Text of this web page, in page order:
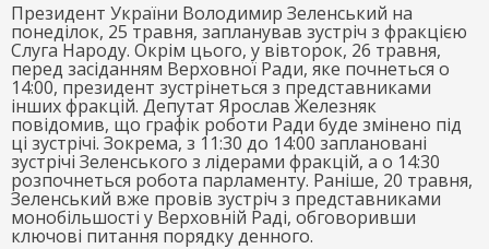
Президент України Володимир Зеленський на
понеділок, 25 травня, запланував зустріч з фракцією
Слуга Народу. Окрім цього, у вівторок, 26 травня,
перед засіданням Верховної Ради, яке почнеться о
14:00, президент зустрінеться з представниками
інших фракцій. Депутат Ярослав Железняк
повідомив, що графік роботи Ради буде змінено під
ці зустрічі. Зокрема, з 11:30 до 14:00 заплановані
зустрічі Зеленського з лідерами фракцій, а о 14:30
розпочнеться робота парламенту. Раніше, 20 травня,
Зеленський вже провів зустріч з представниками
монобільшості у Верховній Раді, обговоривши
ключові питання порядку денного.